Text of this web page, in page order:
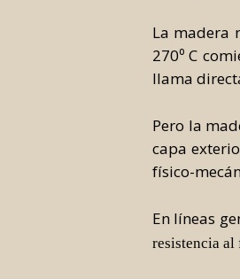
La madera
270⁰ C
llama
Pero la
capa
físico-
En líneas
resistencia al